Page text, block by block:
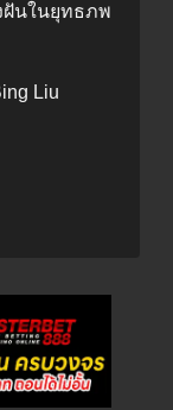
ฝันในยุทธภพ
Liu